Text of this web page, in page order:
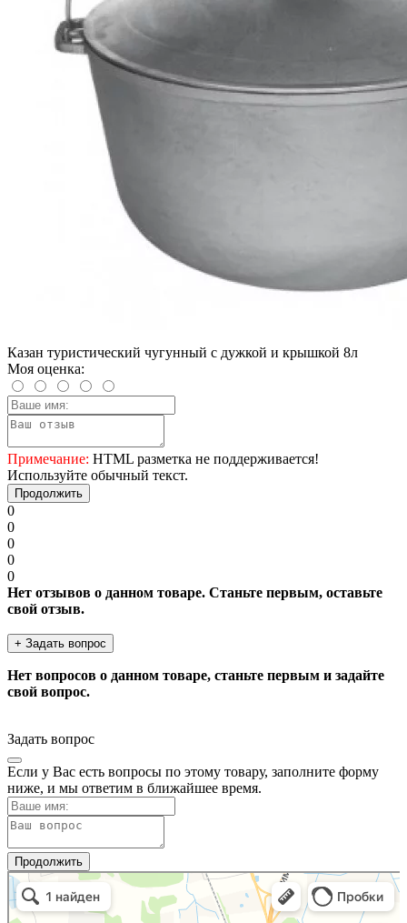
Казан туристический чугунный с дужкой и крышкой 8л
Моя оценка:
Примечание: HTML разметка не поддерживается!
Используйте обычный текст.
Продолжить
0
0
0
0
0
Нет отзывов о данном товаре. Станьте первым, оставьте
свой отзыв.
+ Задать вопрос
Нет вопросов о данном товаре, станьте первым и задайте
свой вопрос.
Задать вопрос
Если у Вас есть вопросы по этому товару, заполните форму
ниже, и мы ответим в ближайшее время.
Продолжить
Мужское Дело
Товары для дома в Калининградской области
Самогонное оборудование в Калининградской области